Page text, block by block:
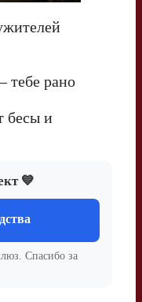
рано
бесы и
💙
Спасибо за